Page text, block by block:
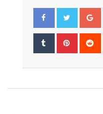
Tumblr Pinterest